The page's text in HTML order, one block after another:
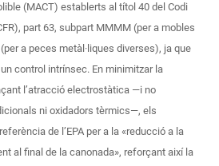
(MACT) establerts al títol 40 del Codi
part 63, subpart MMMM (per a mobles
a peces metàl·liques diverses), ja que
control intrínsec. En minimitzar la
l’atracció electrostàtica —i no
ni oxidadors tèrmics—, els
de l’EPA per a la «reducció a la
al final de la canonada», reforçant així la